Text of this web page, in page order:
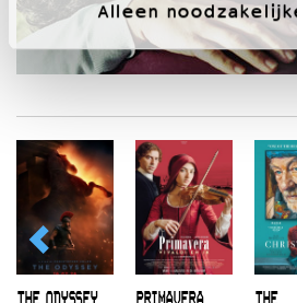
Alleen